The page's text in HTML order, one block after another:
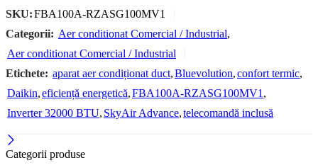
SKU:FBA100A-RZASG100MV1
Categorii: Aer conditionat Comercial / Industrial,
Aer conditionat Comercial / Industrial
Etichete: aparat aer condiționat duct,Bluevolution,confort termic,
Daikin,eficiență energetică,FBA100A-RZASG100MV1 ,
Inverter 32000 BTU, SkyAir Advance,telecomandă inclusă
Categorii produse